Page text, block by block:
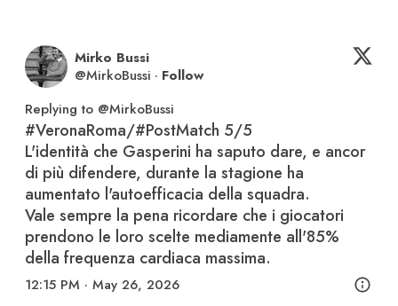
Mirko Bussi
@MirkoBussi · Follow
Replying to @MirkoBussi
#VeronaRoma/#PostMatch 5/5
L'identità che Gasperini ha saputo dare, e ancor
di più difendere, durante la stagione ha
aumentato l'autoefficacia della squadra.
Vale sempre la pena ricordare che i giocatori
prendono le loro scelte mediamente all'85%
della frequenza cardiaca massima.
12:15 PM · May 26, 2026